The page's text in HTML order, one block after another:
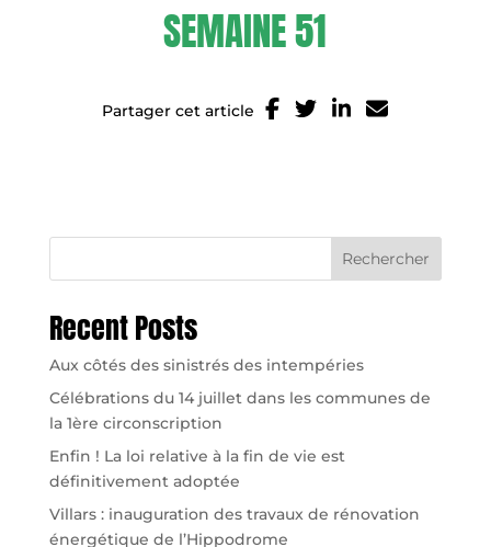
SEMAINE 51
Partager cet article
Rechercher
Recent Posts
Aux côtés des sinistrés des intempéries
Célébrations du 14 juillet dans les communes de
la 1ère circonscription
Enfin ! La loi relative à la fin de vie est
définitivement adoptée
Villars : inauguration des travaux de rénovation
énergétique de l’Hippodrome